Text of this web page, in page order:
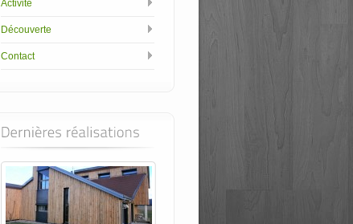
Activité
Découverte
Contact